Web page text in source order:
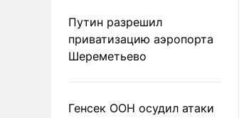
Путин разрешил
приватизацию аэропорта
Шереметьево
Генсек ООН осудил атаки